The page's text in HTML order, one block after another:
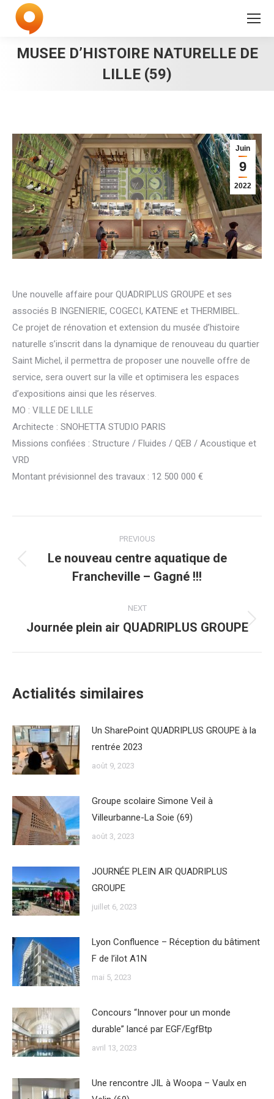
MUSEE D’HISTOIRE NATURELLE DE
LILLE (59)
Juin
9
2022
Une nouvelle affaire pour QUADRIPLUS GROUPE et ses
associés B INGENIERIE, COGECI, KATENE et THERMIBEL.
Ce projet de rénovation et extension du musée d’histoire
naturelle s’inscrit dans la dynamique de renouveau du quartier
Saint Michel, il permettra de proposer une nouvelle offre de
service, sera ouvert sur la ville et optimisera les espaces
d’expositions ainsi que les réserves.
MO : VILLE DE LILLE
Architecte : SNOHETTA STUDIO PARIS
Missions confiées : Structure / Fluides / QEB / Acoustique et
VRD
Montant prévisionnel des travaux : 12 500 000 €
navigation
PREVIOUS
Previous
post:
Le nouveau centre aquatique de
Francheville – Gagné !!!
NEXT
Next
Journée plein air QUADRIPLUS GROUPE
Actialités similaires
Un SharePoint QUADRIPLUS GROUPE à la
rentrée 2023
août 9, 2023
Groupe scolaire Simone Veil à
Villeurbanne-La Soie (69)
août 3, 2023
JOURNÉE PLEIN AIR QUADRIPLUS
GROUPE
juillet 6, 2023
Lyon Confluence – Réception du bâtiment
F de l’ilot A1N
mai 5, 2023
Concours “Innover pour un monde
durable” lancé par EGF/EgfBtp
avril 13, 2023
Une rencontre JIL à Woopa – Vaulx en